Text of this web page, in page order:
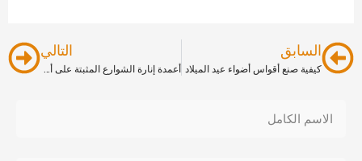
السابق
كيفية صنع أقواس أضواء عيد الميلاد
التالي
أعمدة إنارة الشوارع المثبتة على أعمدة إنارة الشوارع التجارية